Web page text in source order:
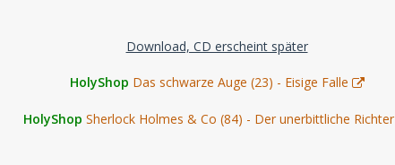
Download, CD erscheint später
HolyShop Das schwarze Auge (23) - Eisige Falle
HolyShop Sherlock Holmes & Co (84) - Der unerbittliche Richter